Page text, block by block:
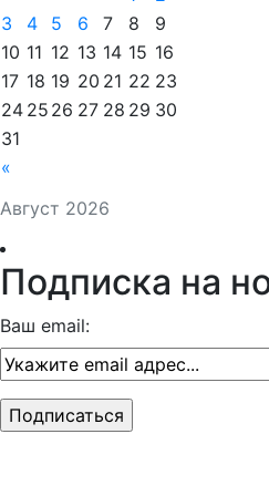
Август 2026
«
3
4 5 6 7 8
9
10 11 12 13 14 15 16
17 18 19 20 21 22 23
24 25 26 27 28 29 30
31
Подписка на
Ваш email: